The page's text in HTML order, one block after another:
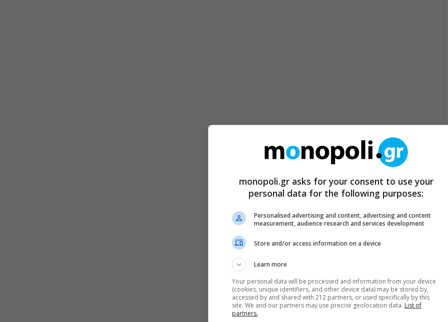
monopoli.gr asks for your consent to use your
personal data for the following purposes:
Personalised advertising and content, advertising and content
measurement, audience research and services development
Store and/or access information on a device
Learn more
Your personal data will be processed and information from your device
(cookies, unique identifiers, and other device data) may be stored by,
accessed by and shared with 212 partners, or used specifically by this
site. We and our partners may use precise geolocation data. List of
partners.